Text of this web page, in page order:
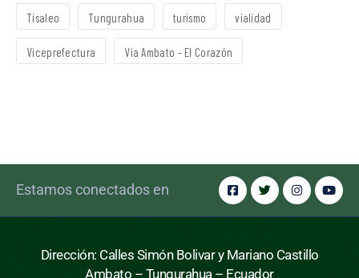
Tisaleo Tungurahua turismo vialidad
Viceprefectura Vía Ambato - El Corazón
Estamos conectados en
Dirección: Calles Simón Bolivar y Mariano Castillo
Ambato – Tungurahua – Ecuador